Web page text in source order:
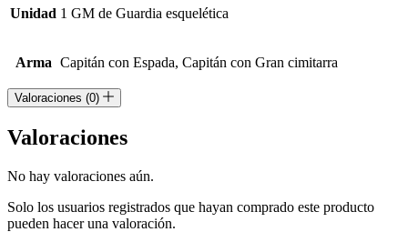
Unidad 1 GM de Guardia esquelética
Arma Capitán con Espada, Capitán con Gran cimitarra
Valoraciones (0)
Valoraciones
No hay valoraciones aún.
Solo los usuarios registrados que hayan comprado este producto
pueden hacer una valoración.